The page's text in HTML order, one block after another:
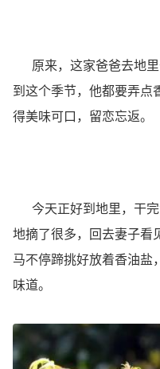
原来，这家爸爸去地里
到这个季节，他都要弄点
得美味可口，留恋忘返。
今天正好到地里，干完
地摘了很多，回去妻子看
马不停蹄挑好放着香油盐
味道。